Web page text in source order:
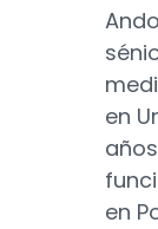
en
en